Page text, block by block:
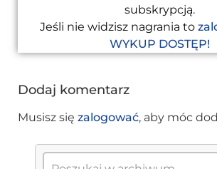
subskrypcją.
Jeśli nie widzisz nagrania to
WYKUP DOSTĘP!
Dodaj komentarz
Musisz się zalogować, aby móc